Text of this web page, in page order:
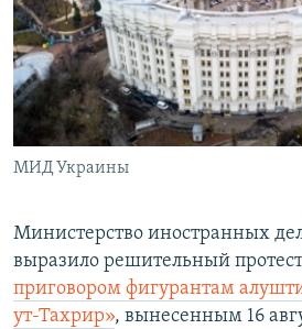
ПОБЕДИТЕЛЕЙ НЕ СУДЯТ?
КРЫМ.НЕПОКОРЕННЫЙ
ELIFBE
УКРАИНСКАЯ ПРОБЛЕМА КРЫМА
ПРИСОЕДИНЯЙТЕСЬ!
Все сайты RFE/RL
МИД Украины
Министерство иностранных
выразило решительный
приговором фигурантам
ут-Тахрир», вынесенным 16